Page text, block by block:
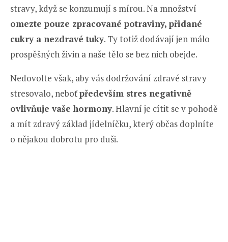
stravy, když se konzumují s mírou. Na množství
omezte pouze zpracované potraviny, přidané
cukry a nezdravé tuky. Ty totiž dodávají jen málo
prospěšných živin a naše tělo se bez nich obejde.
Nedovolte však, aby vás dodržování zdravé stravy
stresovalo, neboťpředevším stres negativně
ovlivňuje vaše hormony. Hlavní je cítit se v pohodě
a mít zdravý základ jídelníčku, který občas doplníte
o nějakou dobrotu pro duši.